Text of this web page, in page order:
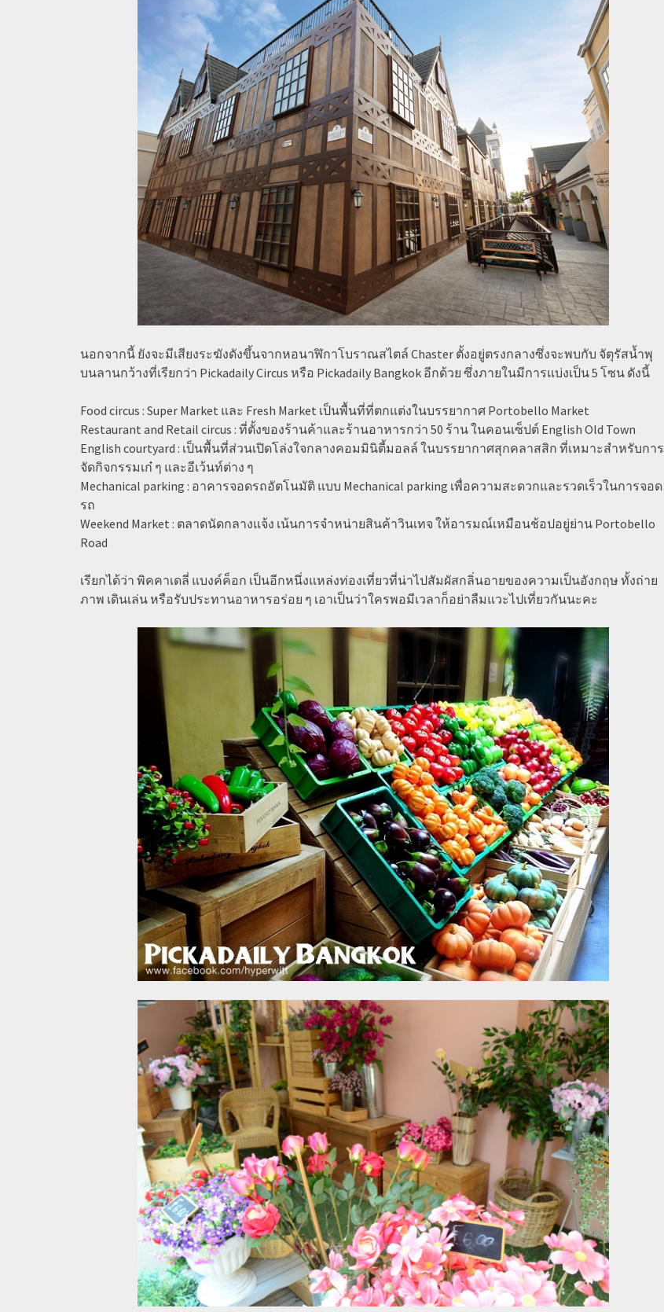
นอกจากนี้ ยังจะมีเสียงระฆังดังขึ้นจากหอนาฬิกาโบราณสไตล์ Chaster ตั้งอยู่ตรงกลางซึ่งจะพบกับ จัตุรัสน้ำพุ
บนลานกว้างที่เรียกว่า Pickadaily Circus หรือ Pickadaily Bangkok อีกด้วย ซึ่งภายในมีการแบ่งเป็น 5 โซน ดังนี้
Food circus : Super Market และ Fresh Market เป็นพื้นที่ที่ตกแต่งในบรรยากาศ Portobello Market
Restaurant and Retail circus : ที่ตั้งของร้านค้าและร้านอาหารกว่า 50 ร้าน ในคอนเซ็ปต์ English Old Town
English courtyard : เป็นพื้นที่ส่วนเปิดโล่งใจกลางคอมมินิตี้มอลล์ ในบรรยากาศสุกคลาสสิก ที่เหมาะสำหรับการ
จัดกิจกรรมเก๋ ๆ และอีเว้นท์ต่าง ๆ
Mechanical parking : อาคารจอดรถอัตโนมัติ แบบ Mechanical parking เพื่อความสะดวกและรวดเร็วในการจอด
รถ
Weekend Market : ตลาดนัดกลางแจ้ง เน้นการจำหน่ายสินค้าวินเทจ ให้อารมณ์เหมือนช้อปอยู่ย่าน Portobello
Road
เรียกได้ว่า พิคคาเดลี่ แบงค์ค็อก เป็นอีกหนึ่งแหล่งท่องเที่ยวที่น่าไปสัมผัสกลิ่นอายของความเป็นอังกฤษ ทั้งถ่าย
ภาพ เดินเล่น หรือรับประทานอาหารอร่อย ๆ เอาเป็นว่าใครพอมีเวลาก็อย่าลืมแวะไปเที่ยวกันนะคะ